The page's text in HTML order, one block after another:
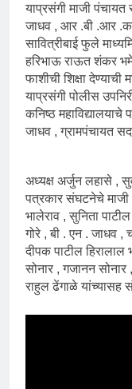
याप्रसंगी माजी पंचायत
जाधव , आर .बी .आर
सावित्रीबाई फुले
हरिभाऊ राऊत शंकर
फाशीची शिक्षा देण्याची
याप्रसंगी पोलीस
कनिष्ठ
जाधव , ग्रामपंचायत
अध्यक्ष अर्जुन लहासे ,
पत्रकार संघटनेचे माजी
भालेराव , सुनिता
गोरे , बी . एन . जाधव ,
दीपक पाटील
सोनार , गजानन
राहुल ढेंगाळे यांच्यासह